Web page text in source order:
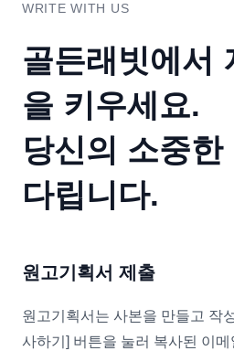
WRITE WITH US
골든래빗에서
을 키우세요.
당신의 소중한
다립니다.
원고기획서 제출
원고기획서는 사본을 만들고 작
사하기] 버튼을 눌러 복사된 이